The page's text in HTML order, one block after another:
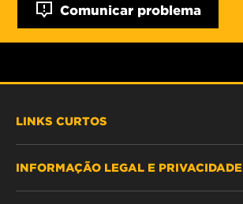
Comunicar problema
LINKS CURTOS
PROCURE O FILTRO
INFORMAÇÃO LEGAL E PRIVACIDADE